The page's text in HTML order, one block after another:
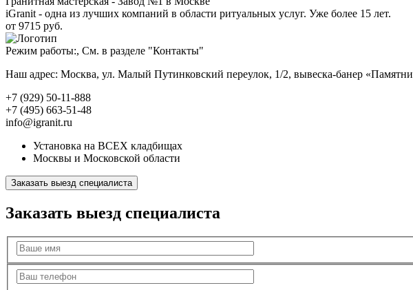
iGranit - одна из лучших компаний в области ритуальных услуг. Уже более 15 лет.
от 9715 руб.
Режим работы:, См. в разделе "Контакты"
Наш адрес: Москва, ул. Малый Путинковский переулок, 1/2, вывеска-банер
+7 (929) 50-11-888
+7 (495) 663-51-48
info@igranit.ru
Установка на ВСЕХ кладбищах
Москвы и Московской области
Заказать выезд специалиста
Заказать выезд специалиста